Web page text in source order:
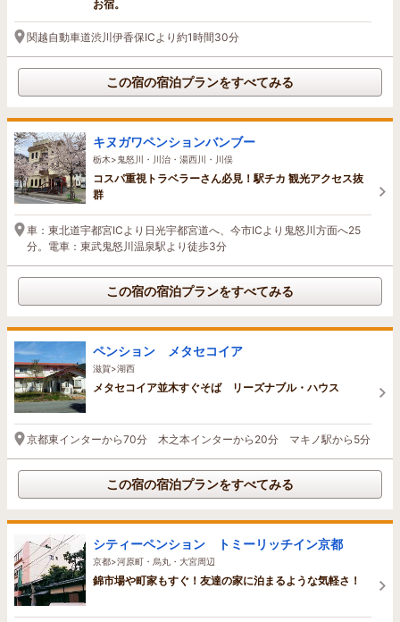
お宿。
関越自動車道渋川伊香保ICより約1時間30分
この宿の宿泊プランをすべてみる
キヌガワペンションバンブー
栃木>鬼怒川・川治・湯西川・川俣
コスパ重視トラベラーさん必見！駅チカ 観光アクセス抜
群
車：東北道宇都宮ICより日光宇都宮道へ、今市ICより鬼怒川方面へ25
分。電車：東武鬼怒川温泉駅より徒歩3分
この宿の宿泊プランをすべてみる
ペンション メタセコイア
滋賀>湖西
メタセコイア並木すぐそば リーズナブル・ハウス
京都東インターから70分 木之本インターから20分 マキノ駅から5分
この宿の宿泊プランをすべてみる
シティーペンション トミーリッチイン京都
京都>河原町・烏丸・大宮周辺
錦市場や町家もすぐ！友達の家に泊まるような気軽さ！